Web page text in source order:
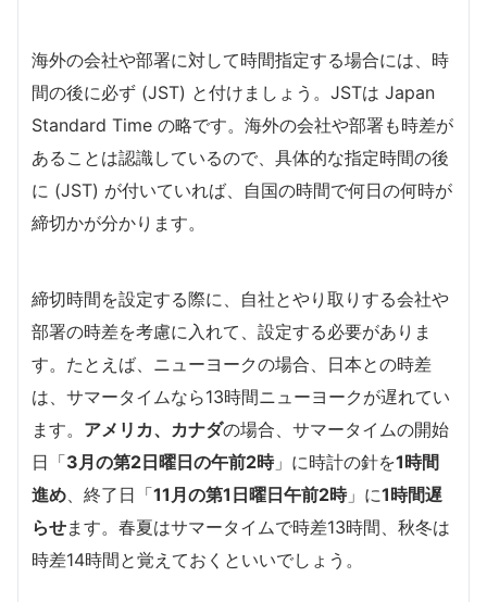
海外の会社や部署に対して時間指定する場合には、時
間の後に必ず (JST) と付けましょう。JSTは Japan
Standard Time の略です。海外の会社や部署も時差が
あることは認識しているので、具体的な指定時間の後
に (JST) が付いていれば、自国の時間で何日の何時が
締切かが分かります。
締切時間を設定する際に、自社とやり取りする会社や
部署の時差を考慮に入れて、設定する必要がありま
す。たとえば、ニューヨークの場合、日本との時差
は、サマータイムなら13時間ニューヨークが遅れてい
ます。 アメリカ、カナダの場合、サマータイムの開始
日「3月の第2日曜日の午前2時」に時計の針を1時間
進め 、終了日「11月の第1日曜日午前2時」に1時間遅
らせます。春夏はサマータイムで時差13時間、秋冬は
時差14時間と覚えておくといいでしょう。